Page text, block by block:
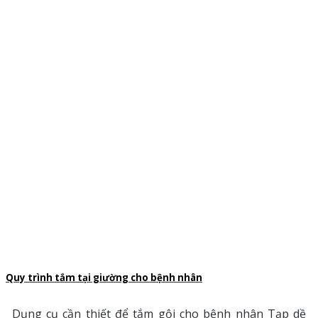
Quy trình tắm tại giường cho bệnh nhân
Dụng cụ cần thiết để tắm gội cho bệnh nhân Tạp dề